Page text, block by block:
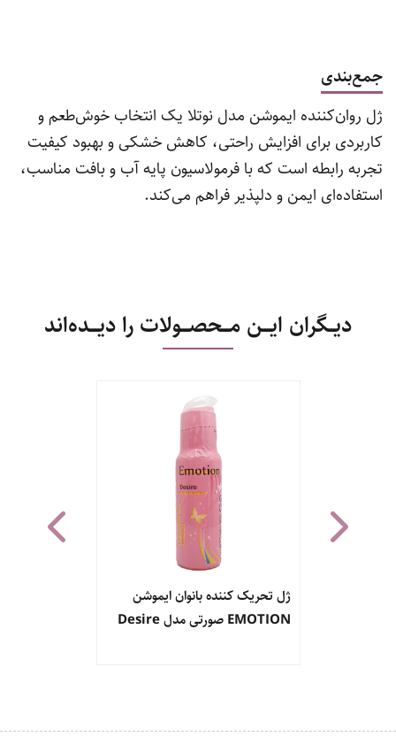
جمع‌بندی
ژل روان‌کننده ایموشن مدل نوتلا یک انتخاب خوش‌طعم و
کاربردی برای افزایش راحتی، کاهش خشکی و بهبود کیفیت
تجربه رابطه است که با فرمولاسیون پایه آب و بافت مناسب،
استفاده‌ای ایمن و دلپذیر فراهم می‌کند.
دیــگران ایـــن مـــحصـــولات را دیـــده‌اند
ژل تحریک کننده بانوان ایموشن
EMOTION صورتی مدل Desire